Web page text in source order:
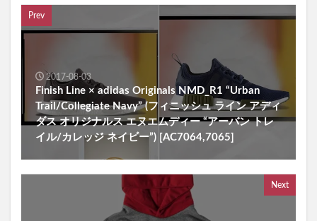
Prev
2017-08-03
Finish Line × adidas Originals NMD_R1 “Urban
Trail/Collegiate Navy” (フィニッシュ ライン アディ
ダス オリジナルス エヌエムディー “アーバン トレ
イル/カレッジ ネイビー”) [AC7064,7065]
Next